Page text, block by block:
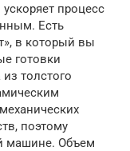
процесс
Есть
в который вы
готовки
толстого
поэтому
машине. Объем